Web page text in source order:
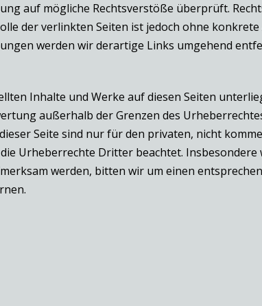
auf mögliche Rechtsverstöße überprüft.
der verlinkten Seiten ist jedoch ohne
werden wir derartige Links umgehend
Inhalte und Werke auf diesen Seiten
außerhalb der Grenzen des
Seite sind nur für den privaten, nicht
Urheberrechte Dritter beachtet.
werden, bitten wir um einen